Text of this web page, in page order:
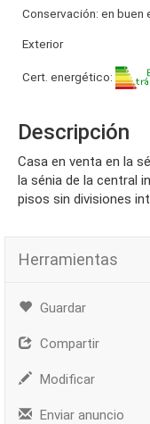
Conservación: en buen
Exterior
Cert. energético:
Descripción
casa en venta en la sénia os proponemos desde la oficina en
la sénia de la central
pisos sin divisiones
Herramientas
Guardar
Compartir
Modificar
Enviar anuncio